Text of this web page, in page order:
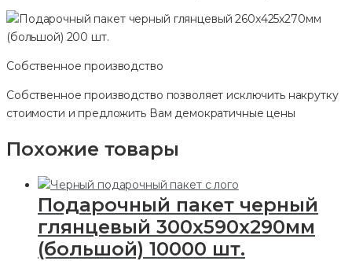
Собственное производство
Собственное производство позволяет исключить накрутку
стоимости и предложить Вам демократичные цены
Похожие товары
Подарочный пакет черный
глянцевый 300х590х290мм
(большой) 10000 шт.